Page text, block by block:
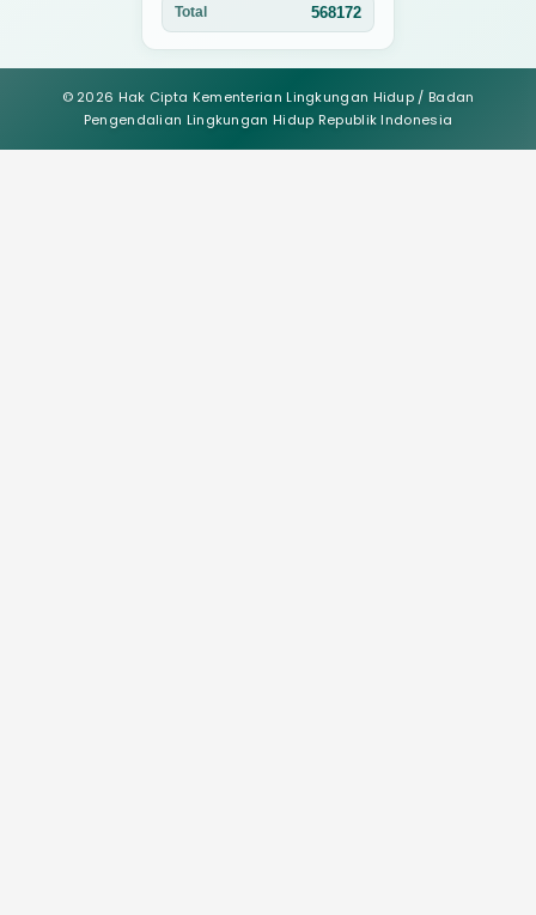
Total 568172
© 2026 Hak Cipta Kementerian Lingkungan Hidup / Badan
Pengendalian Lingkungan Hidup Republik Indonesia